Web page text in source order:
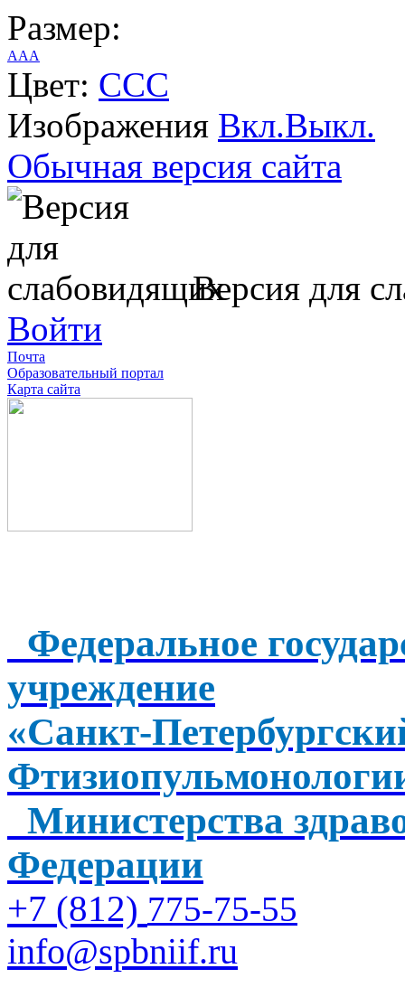
Размер:
AAA
Цвет: CCC
Изображения Вкл.Выкл.
Обычная версия сайта
Версия для
Войти
Почта
Образовательный портал
Карта сайта
Федеральное
учреждение
«Санкт-
Министерства
Федерации
+7 (812) 775-75-55
info@spbniif.ru